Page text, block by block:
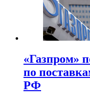
«Газпром»
по
РФ